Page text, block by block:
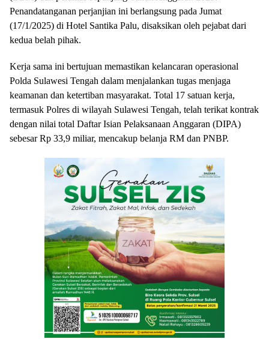
Penandatanganan perjanjian ini berlangsung pada Jumat
(17/1/2025) di Hotel Santika Palu, disaksikan oleh pejabat dari
kedua belah pihak.
Kerja sama ini bertujuan memastikan kelancaran operasional
Polda Sulawesi Tengah dalam menjalankan tugas menjaga
keamanan dan ketertiban masyarakat. Total 17 satuan kerja,
termasuk Polres di wilayah Sulawesi Tengah, telah terikat kontrak
dengan nilai total Daftar Isian Pelaksanaan Anggaran (DIPA)
sebesar Rp 33,9 miliar, mencakup belanja RM dan PNBP.